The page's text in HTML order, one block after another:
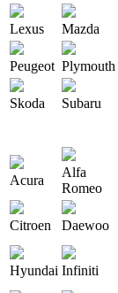
Lexus Mazda
Peugeot Plymouth
Skoda Subaru
Acura
Alfa
Romeo
Citroen Daewoo
Hyundai Infiniti